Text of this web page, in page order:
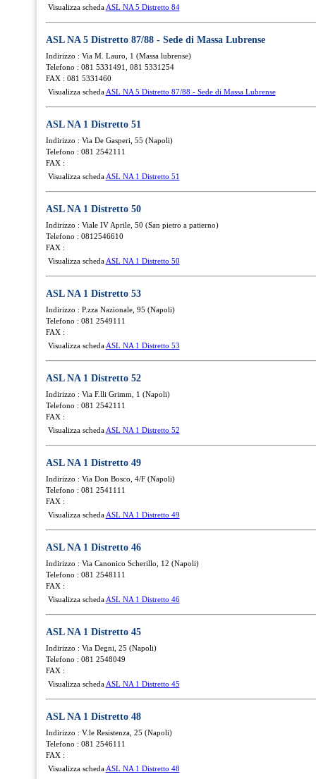
Visualizza scheda ASL NA 5 Distretto 84
ASL NA 5 Distretto 87/88 - Sede di Massa Lubrense
Indirizzo : Via M. Lauro, 1 (Massa lubrense)
Telefono : 081 5331491, 081 5331254
FAX : 081 5331460
Visualizza scheda ASL NA 5 Distretto 87/88 - Sede di Massa Lubrense
ASL NA 1 Distretto 51
Indirizzo : Via De Gasperi, 55 (Napoli)
Telefono : 081 2542111
FAX :
Visualizza scheda ASL NA 1 Distretto 51
ASL NA 1 Distretto 50
Indirizzo : Viale IV Aprile, 50 (San pietro a patierno)
Telefono : 0812546610
FAX :
Visualizza scheda ASL NA 1 Distretto 50
ASL NA 1 Distretto 53
Indirizzo : P.zza Nazionale, 95 (Napoli)
Telefono : 081 2549111
FAX :
Visualizza scheda ASL NA 1 Distretto 53
ASL NA 1 Distretto 52
Indirizzo : Via F.lli Grimm, 1 (Napoli)
Telefono : 081 2542111
FAX :
Visualizza scheda ASL NA 1 Distretto 52
ASL NA 1 Distretto 49
Indirizzo : Via Don Bosco, 4/F (Napoli)
Telefono : 081 2541111
FAX :
Visualizza scheda ASL NA 1 Distretto 49
ASL NA 1 Distretto 46
Indirizzo : Via Canonico Scherillo, 12 (Napoli)
Telefono : 081 2548111
FAX :
Visualizza scheda ASL NA 1 Distretto 46
ASL NA 1 Distretto 45
Indirizzo : Via Degni, 25 (Napoli)
Telefono : 081 2548049
FAX :
Visualizza scheda ASL NA 1 Distretto 45
ASL NA 1 Distretto 48
Indirizzo : V.le Resistenza, 25 (Napoli)
Telefono : 081 2546111
FAX :
Visualizza scheda ASL NA 1 Distretto 48